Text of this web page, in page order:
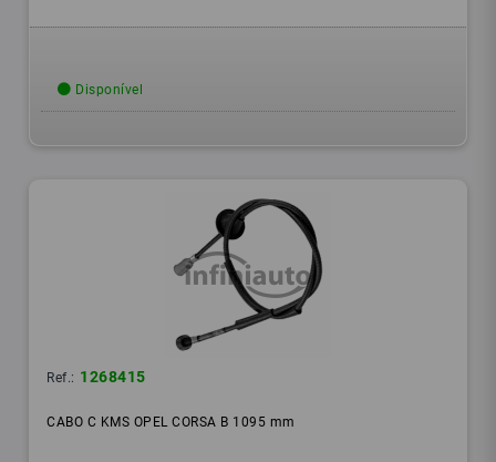
Disponível
Ref.: 1268415
CABO C KMS OPEL CORSA B 1095 mm